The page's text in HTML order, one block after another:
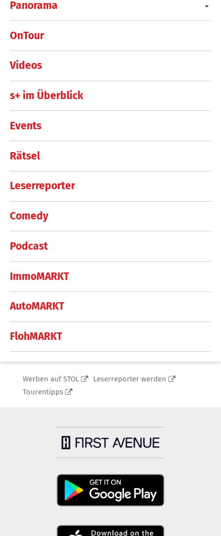
Panorama
OnTour
Videos
s+ im Überblick
Events
Rätsel
Leserreporter
Comedy
Podcast
ImmoMARKT
AutoMARKT
FlohMARKT
Werben auf STOL
Leserreporter werden
Tourentipps